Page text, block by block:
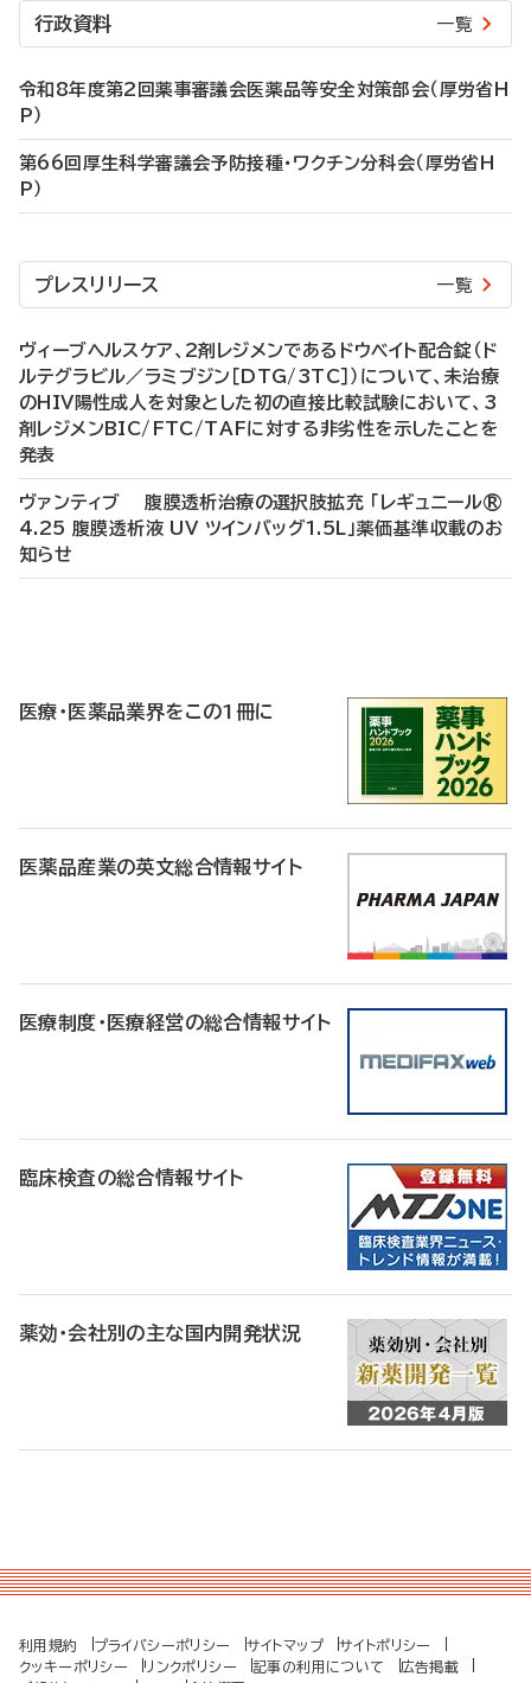
行政資料 一覧
令和8年度第2回薬事審議会医薬品等安全対策部会（厚労省H
P）
第66回厚生科学審議会予防接種・ワクチン分科会（厚労省H
P）
プレスリリース 一覧
ヴィーブヘルスケア、2剤レジメンであるドウベイト配合錠（ド
ルテグラビル／ラミブジン［DTG/3TC］）について、未治療
のHIV陽性成人を対象とした初の直接比較試験において、3
剤レジメンBIC/FTC/TAFに対する非劣性を示したことを
発表
ヴァンティブ 腹膜透析治療の選択肢拡充 「レギュニール®
4.25 腹膜透析液 UV ツインバッグ1.5L」薬価基準収載のお
知らせ
医療・医薬品業界をこの1冊に
医薬品産業の英文総合情報サイト
医療制度・医療経営の総合情報サイト
臨床検査の総合情報サイト
薬効・会社別の主な国内開発状況
利用規約 プライバシーポリシー サイトマップ
サイトポリシー
クッキーポリシー
リンクポリシー 記事の利用について
広告掲載